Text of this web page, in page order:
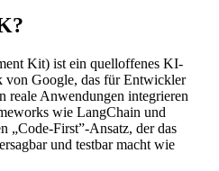
Kit) ist ein quelloffenes KI-
Google, das für Entwickler
Anwendungen integrieren
wie LangChain und
First”-Ansatz, der das
und testbar macht wie